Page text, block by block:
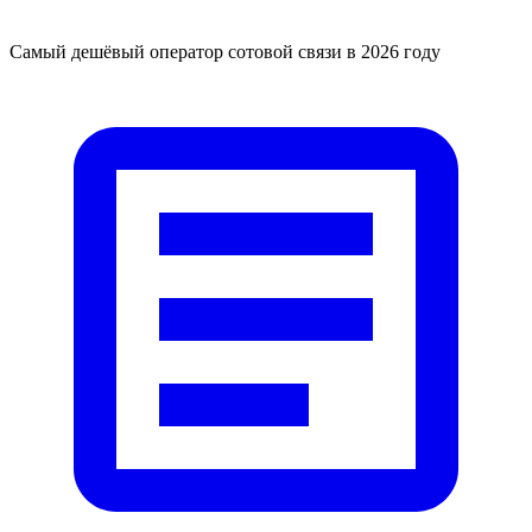
Самый дешёвый оператор сотовой связи в 2026 году